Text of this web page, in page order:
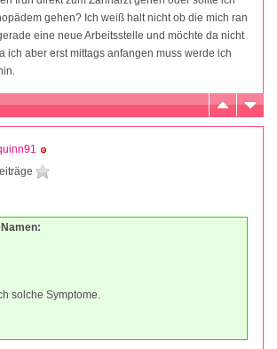
gehen? Ich weiß halt nicht ob die mich ran
eine neue Arbeitsstelle und möchte da nicht
ich aber erst mittags anfangen muss werde ich
solche Symptome.